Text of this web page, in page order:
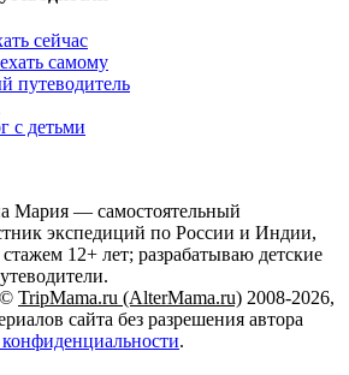
сейчас
самому
путеводитель
с детьми
Мария — самостоятельный
экспедиций по России и Индии,
12+ лет; разрабатываю детские
TripMama.ru (AlterMama.ru) 2008-2026,
сайта без разрешения автора
.